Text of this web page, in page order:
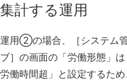
集計する運用
運用②の場合、［システム
ブ］の画面の「労働形態」
労働時間超」と設定するため